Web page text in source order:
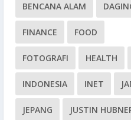
BENCANA ALAM
FINANCE FOOD
FOTOGRAFI HEALTH
INDONESIA INET
JEPANG JUSTIN